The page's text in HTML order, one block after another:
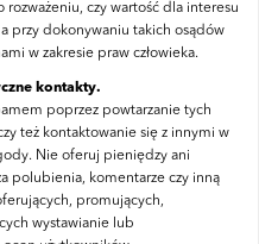
czy wartość dla interesu
przy dokonywaniu takich osądów
w zakresie praw człowieka.
kontakty.
poprzez powtarzanie tych
też kontaktowanie się z innymi w
Nie oferuj pieniędzy ani
polubienia, komentarze czy inną
promujących,
wystawianie lub